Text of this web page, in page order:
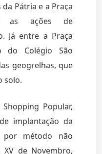
Pátria e a Praça
as ações de
Já entre a Praça
do Colégio São
geogrelhas, que
solo.
Popular,
implantação da
por método não
de Novembro,